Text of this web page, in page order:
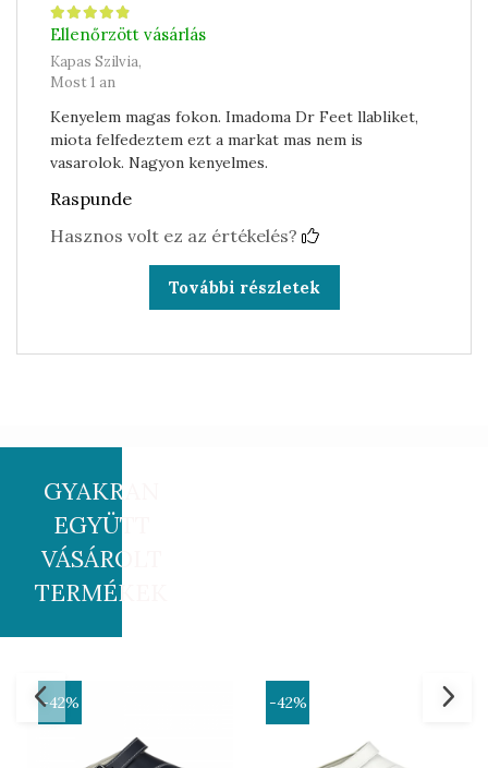
Ellenőrzött vásárlás
Kapas Szilvia,
Most 1 an
Kenyelem magas fokon. Imadoma Dr Feet llabliket,
miota felfedeztem ezt a markat mas nem is
vasarolok. Nagyon kenyelmes.
Raspunde
Hasznos volt ez az értékelés?
További részletek
GYAKRAN
EGYÜTT
VÁSÁROLT
TERMÉKEK
-42% -42%